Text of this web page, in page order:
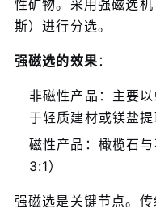
性矿物。采用强磁选
斯）进行分选。
强磁选的效果 ：
非磁性产品：主要
于轻质建材或镁盐提
磁性产品：橄榄石
3:1）
强磁选是关键节点。